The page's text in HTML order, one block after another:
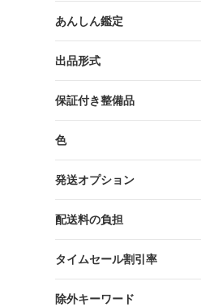
あんしん鑑定
出品形式
保証付き整備品
色
発送オプション
配送料の負担
タイムセール割引率
除外キーワード